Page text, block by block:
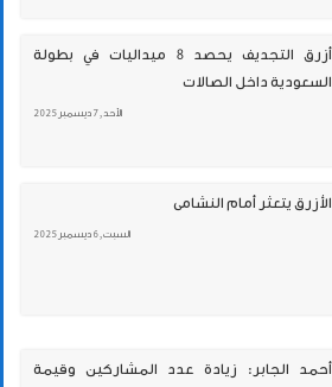
أزرق التجديف يحصد 8 ميداليات في بطولة
السعودية داخل الصالات
الأحد , 7 ديسمبر 2025
الأزرق يتعثر أمام النشامى
السبت , 6 ديسمبر 2025
أحمد الجابر: زيادة عدد المشاركين وقيمة